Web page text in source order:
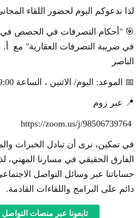
لذا ندعوكم اليوم لحضور اللقاء
🎯 "أحكام التصرفات في الحصص في
في ضريبة التصرفات العقارية" مع أ.
الناصر
📅 الموعد: اليوم/ الاثنين ، الساعة 9:00 مساءً
📍 عبر زوم
https://zoom.us/j/98506739764
في تمكين، نرى أن تبادل الخبرات
الفارق الحقيقي في مسارنا المهني،
حساباتنا عبر وسائل التواصل
دائم على البرامج واللقاءات القادمة.
تابعونا عبر منصات التواصل